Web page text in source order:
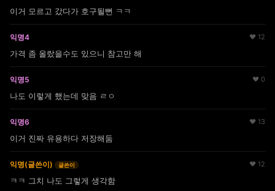
이거 모르고 갔다가 호구될뻔 ㅋㅋ
익명4 ♥ 12
가격 좀 올랐을수도 있으니 참고만 해
익명5 ♥ 0
나도 이렇게 했는데 맞음 ㄹㅇ
익명6 ♥ 13
이거 진짜 유용하다 저장해둠
익명(글쓴이) 글쓴이 ♥ 12
ㅋㅋ 그치 나도 그렇게 생각함